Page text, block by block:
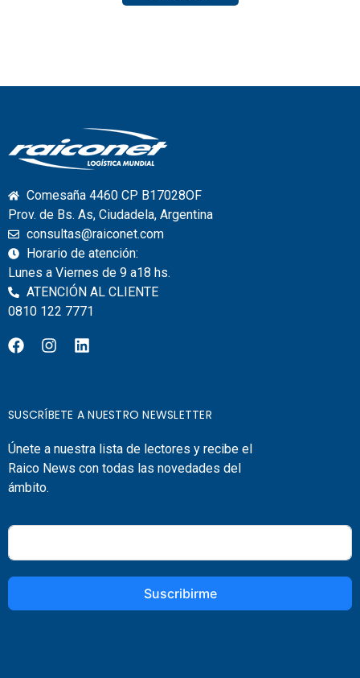
Comesaña 4460 CP B17028OF
Prov. de Bs. As, Ciudadela, Argentina
consultas@raiconet.com
Horario de atención:
Lunes a Viernes de 9 a18 hs.
ATENCIÓN AL CLIENTE
0810 122 7771
SUSCRÍBETE A NUESTRO NEWSLETTER
Únete a nuestra lista de lectores y recibe el
Raico News con todas las novedades del
ámbito.
Suscribirme